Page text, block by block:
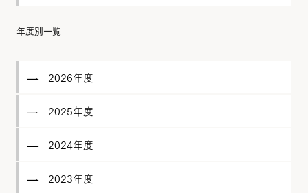
年度別一覧
2026年度
2025年度
2024年度
2023年度